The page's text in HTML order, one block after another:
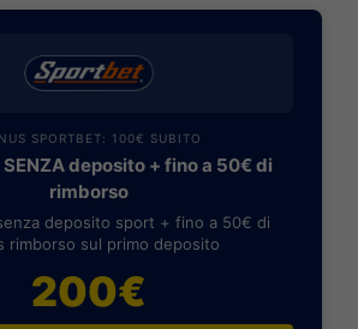
SPORTBET: 100€ SUBITO
deposito + fino a 50€ di
rimborso
deposito sport + fino a 50€ di
rimborso sul primo deposito
200€